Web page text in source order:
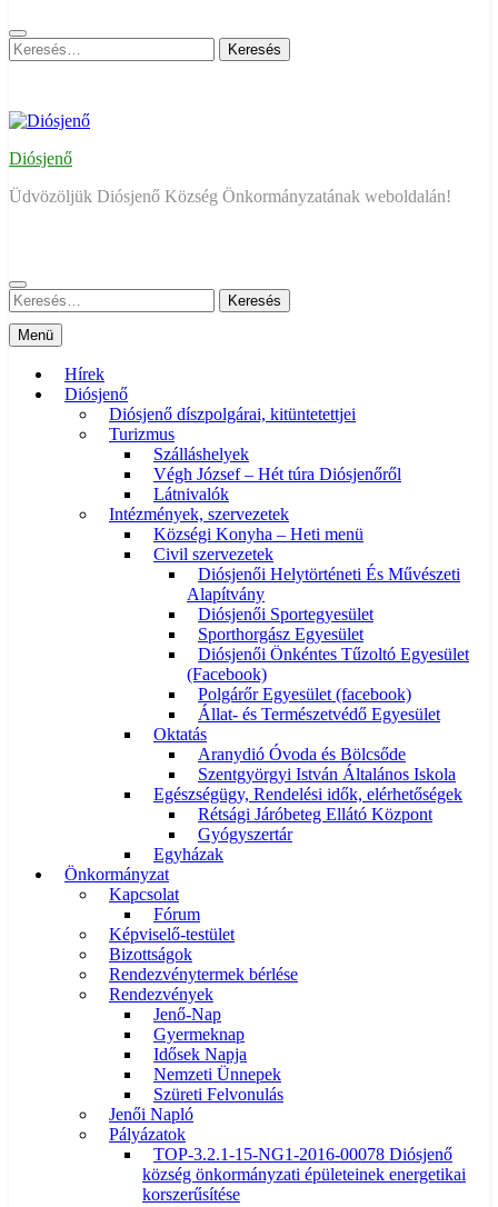
Keresés:
Diósjenő
Üdvözöljük Diósjenő Község Önkormányzatának weboldalán!
Keresés:
Menü
Hírek
Diósjenő
Diósjenő díszpolgárai, kitüntetettjei
Turizmus
Szálláshelyek
Végh József – Hét túra Diósjenőről
Látnivalók
Intézmények, szervezetek
Községi Konyha – Heti menü
Civil szervezetek
Diósjenői Helytörténeti És Művészeti
Alapítvány
Diósjenői Sportegyesület
Sporthorgász Egyesület
Diósjenői Önkéntes Tűzoltó Egyesület
(Facebook)
Polgárőr Egyesület (facebook)
Állat- és Természetvédő Egyesület
Oktatás
Aranydió Óvoda és Bölcsőde
Szentgyörgyi István Általános Iskola
Egészségügy, Rendelési idők, elérhetőségek
Rétsági Járóbeteg Ellátó Központ
Gyógyszertár
Egyházak
Önkormányzat
Kapcsolat
Fórum
Képviselő-testület
Bizottságok
Rendezvénytermek bérlése
Rendezvények
Jenő-Nap
Gyermeknap
Idősek Napja
Nemzeti Ünnepek
Szüreti Felvonulás
Jenői Napló
Pályázatok
TOP-3.2.1-15-NG1-2016-00078 Diósjenő
község önkormányzati épületeinek energetikai
korszerűsítése